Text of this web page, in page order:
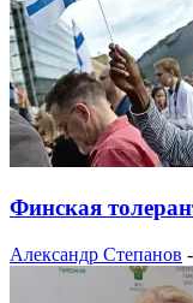
Финская
Александр Степанов -